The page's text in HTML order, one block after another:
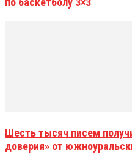
Шесть тысяч писем
доверия» от